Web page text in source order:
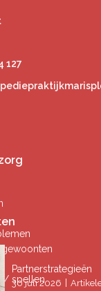
127
/ spellen
Partnerstrategieën
30 juli 2026